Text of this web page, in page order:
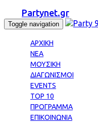
Partynet.gr
Toggle navigation
ΑΡΧΙΚΗ
ΝΕΑ
ΜΟΥΣΙΚΗ
ΔΙΑΓΩΝΙΣΜΟΙ
EVENTS
TOP 10
ΠΡΟΓΡΑΜΜΑ
ΕΠΙΚΟΙΝΩΝΙΑ